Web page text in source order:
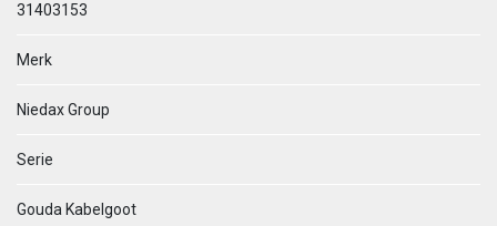
31403153
Merk
Niedax Group
Serie
Gouda Kabelgoot